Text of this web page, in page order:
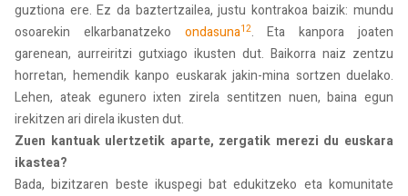
guztiona ere. Ez da baztertzailea, justu kontrakoa baizik: mundu
osoarekin elkarbanatzeko ondasuna12. Eta kanpora joaten
garenean, aurreiritzi gutxiago ikusten dut. Baikorra naiz zentzu
horretan, hemendik kanpo euskarak jakin-mina sortzen duelako.
Lehen, ateak egunero ixten zirela sentitzen nuen, baina egun
irekitzen ari direla ikusten dut.
Zuen kantuak ulertzetik aparte, zergatik merezi du euskara
ikastea?
Bada, bizitzaren beste ikuspegi bat edukitzeko eta komunitate